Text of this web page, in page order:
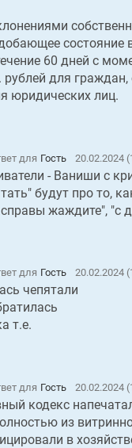
состояние
60 дней с
рублей для
юридических лиц.
для Гость 20.02.2024
- Ваниши с
будут про то,
жаждите", "с
для Гость 20.02.2024
чепятали
т.е.
для Гость 20.02.2024
кодекс
из
в